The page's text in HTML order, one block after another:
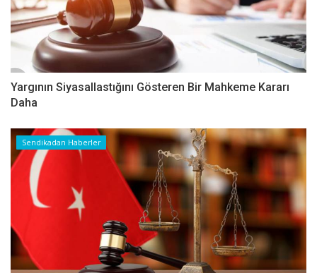
Yargının Siyasallastığını Gösteren Bir Mahkeme Kararı
Daha
Sendikadan Haberler